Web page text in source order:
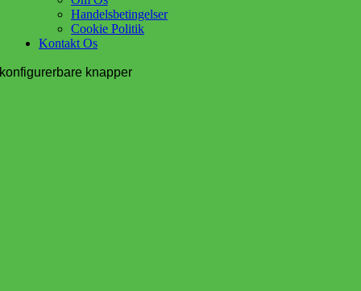
Handelsbetingelser
Cookie Politik
Kontakt Os
konfigurerbare knapper